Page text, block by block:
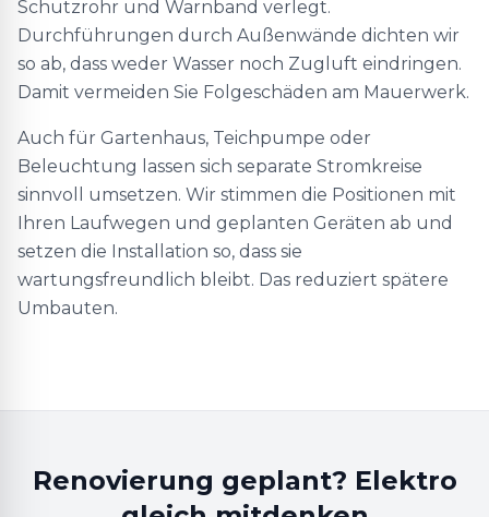
Schutzrohr und Warnband verlegt.
Durchführungen durch Außenwände dichten wir
so ab, dass weder Wasser noch Zugluft eindringen.
Damit vermeiden Sie Folgeschäden am Mauerwerk.
Auch für Gartenhaus, Teichpumpe oder
Beleuchtung lassen sich separate Stromkreise
sinnvoll umsetzen. Wir stimmen die Positionen mit
Ihren Laufwegen und geplanten Geräten ab und
setzen die Installation so, dass sie
wartungsfreundlich bleibt. Das reduziert spätere
Umbauten.
Renovierung geplant? Elektro